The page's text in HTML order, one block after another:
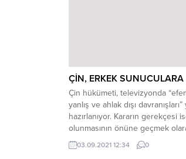
ÇİN, ERKEK SUNUCULARA
Çin hükümeti, televizyonda
yanlış ve ahlak dışı
hazırlanıyor. Kararın gerekçesi
olunmasının önüne geçmek
Televizyonda geleneksel Çin
ağırlık verilecek. EFEMİNE
03.09.2021 12:34 0